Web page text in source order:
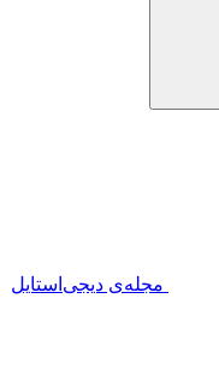
مجله‌ی دیجی‌استایل